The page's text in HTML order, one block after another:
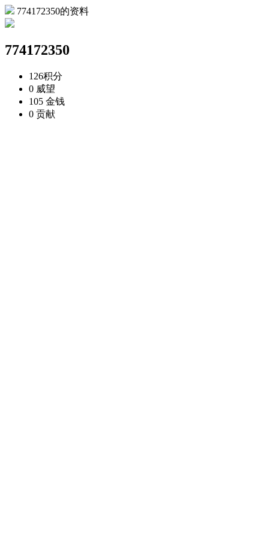
774172350的资料
774172350
126积分
0 威望
105 金钱
0 贡献